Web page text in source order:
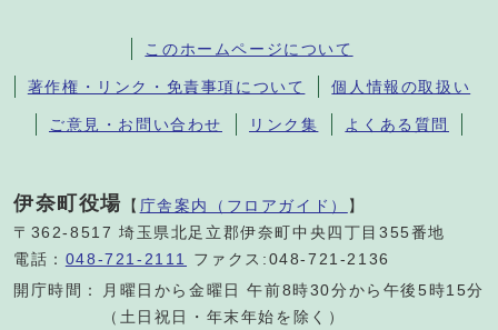
このホームページについて
著作権・リンク・免責事項について 個人情報の取扱い
ご意見・お問い合わせ リンク集 よくある質問
伊奈町役場 【 庁舎案内（フロアガイド） 】
〒362-8517 埼玉県北足立郡伊奈町中央四丁目355番地
電話： 048-721-2111
ファクス:048-721-2136
開庁時間：
月曜日から金曜日 午前8時30分から午後5時15分
（土日祝日・年末年始を除く）